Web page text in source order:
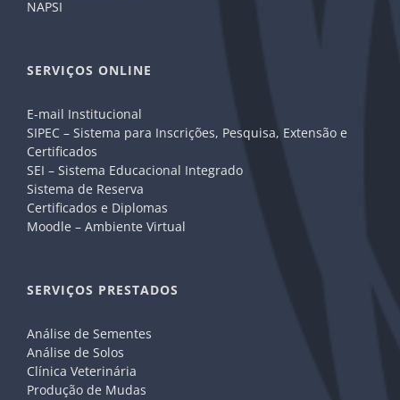
NAPSI
SERVIÇOS ONLINE
E-mail Institucional
SIPEC – Sistema para Inscrições, Pesquisa, Extensão e
Certificados
SEI – Sistema Educacional Integrado
Sistema de Reserva
Certificados e Diplomas
Moodle – Ambiente Virtual
SERVIÇOS PRESTADOS
Análise de Sementes
Análise de Solos
Clínica Veterinária
Produção de Mudas